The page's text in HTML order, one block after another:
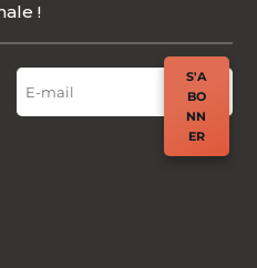
!
S'A
BO
NN
ER